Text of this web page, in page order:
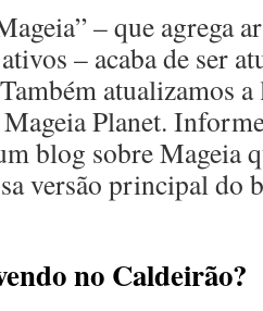
– que agrega
– acaba de ser
atualizamos
Planet.
blog sobre Mageia
versão principal do
no Caldeirão?